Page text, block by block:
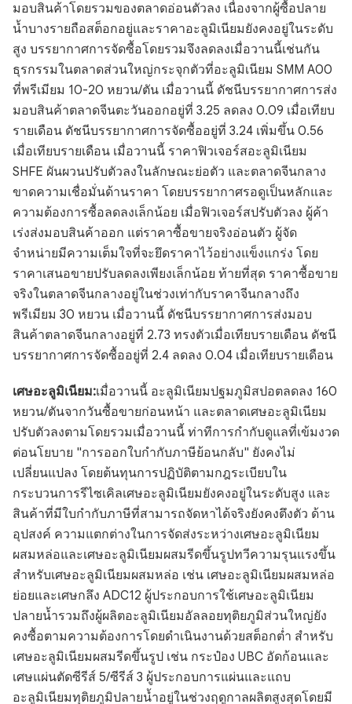
มอบสินค้าโดยรวมของตลาดอ่อนตัวลง เนื่องจากผู้ซื้อปลาย
น้ำบางรายถือสต็อกอยู่และราคาอะลูมิเนียมยังคงอยู่ในระดับ
สูง บรรยากาศการจัดซื้อโดยรวมจึงลดลงเมื่อวานนี้เช่นกัน
ธุรกรรมในตลาดส่วนใหญ่กระจุกตัวที่อะลูมิเนียม SMM A00
ที่พรีเมียม 10-20 หยวน/ตัน เมื่อวานนี้ ดัชนีบรรยากาศการส่ง
มอบสินค้าตลาดจีนตะวันออกอยู่ที่ 3.25 ลดลง 0.09 เมื่อเทียบ
รายเดือน ดัชนีบรรยากาศการจัดซื้ออยู่ที่ 3.24 เพิ่มขึ้น 0.56
เมื่อเทียบรายเดือน เมื่อวานนี้ ราคาฟิวเจอร์สอะลูมิเนียม
SHFE ผันผวนปรับตัวลงในลักษณะย่อตัว และตลาดจีนกลาง
ขาดความเชื่อมั่นด้านราคา โดยบรรยากาศรอดูเป็นหลักและ
ความต้องการซื้อลดลงเล็กน้อย เมื่อฟิวเจอร์สปรับตัวลง ผู้ค้า
เร่งส่งมอบสินค้าออก แต่ราคาซื้อขายจริงอ่อนตัว ผู้จัด
จำหน่ายมีความเต็มใจที่จะยึดราคาไว้อย่างแข็งแกร่ง โดย
ราคาเสนอขายปรับลดลงเพียงเล็กน้อย ท้ายที่สุด ราคาซื้อขาย
จริงในตลาดจีนกลางอยู่ในช่วงเท่ากับราคาจีนกลางถึง
พรีเมียม 30 หยวน เมื่อวานนี้ ดัชนีบรรยากาศการส่งมอบ
สินค้าตลาดจีนกลางอยู่ที่ 2.73 ทรงตัวเมื่อเทียบรายเดือน ดัชนี
บรรยากาศการจัดซื้ออยู่ที่ 2.4 ลดลง 0.04 เมื่อเทียบรายเดือน
เศษอะลูมิเนียม:เมื่อวานนี้ อะลูมิเนียมปฐมภูมิสปอตลดลง 160
หยวน/ตันจากวันซื้อขายก่อนหน้า และตลาดเศษอะลูมิเนียม
ปรับตัวลงตามโดยรวมเมื่อวานนี้ ท่าทีการกำกับดูแลที่เข้มงวด
ต่อนโยบาย "การออกใบกำกับภาษีย้อนกลับ" ยังคงไม่
เปลี่ยนแปลง โดยต้นทุนการปฏิบัติตามกฎระเบียบใน
กระบวนการรีไซเคิลเศษอะลูมิเนียมยังคงอยู่ในระดับสูง และ
สินค้าที่มีใบกำกับภาษีที่สามารถจัดหาได้จริงยังคงตึงตัว ด้าน
อุปสงค์ ความแตกต่างในการจัดส่งระหว่างเศษอะลูมิเนียม
ผสมหล่อและเศษอะลูมิเนียมผสมรีดขึ้นรูปทวีความรุนแรงขึ้น
สำหรับเศษอะลูมิเนียมผสมหล่อ เช่น เศษอะลูมิเนียมผสมหล่อ
ย่อยและเศษกลึง ADC12 ผู้ประกอบการใช้เศษอะลูมิเนียม
ปลายน้ำรวมถึงผู้ผลิตอะลูมิเนียมอัลลอยทุติยภูมิส่วนใหญ่ยัง
คงซื้อตามความต้องการโดยดำเนินงานด้วยสต็อกต่ำ สำหรับ
เศษอะลูมิเนียมผสมรีดขึ้นรูป เช่น กระป๋อง UBC อัดก้อนและ
เศษแผ่นตัดซีรีส์ 5/ซีรีส์ 3 ผู้ประกอบการแผ่นและแถบ
อะลูมิเนียมทุติยภูมิปลายน้ำอยู่ในช่วงฤดูกาลผลิตสูงสุดโดยมี